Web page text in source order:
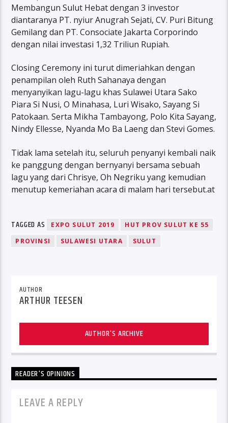
Membangun Sulut Hebat dengan 3 investor
diantaranya PT. nyiur Anugrah Sejati, CV. Puri Bitung
Gemilang dan PT. Consociate Jakarta Corporindo
dengan nilai investasi 1,32 Triliun Rupiah.
Closing Ceremony ini turut dimeriahkan dengan
penampilan oleh Ruth Sahanaya dengan
menyanyikan lagu-lagu khas Sulawei Utara Sako
Piara Si Nusi, O Minahasa, Luri Wisako, Sayang Si
Patokaan. Serta Mikha Tambayong, Polo Kita Sayang,
Nindy Ellesse, Nyanda Mo Ba Laeng dan Stevi Gomes.
Tidak lama setelah itu, seluruh penyanyi kembali naik
ke panggung dengan bernyanyi bersama sebuah
lagu yang dari Chrisye, Oh Negriku yang kemudian
menutup kemeriahan acara di malam hari tersebut.at
TAGGED AS EXPO SULUT 2019
HUT PROV SULUT KE 55
PROVINSI
SULAWESI UTARA SULUT
AUTHOR
ARTHUR TEESEN
AUTHOR'S ARCHIVE
READER'S OPINIONS
LEAVE A REPLY